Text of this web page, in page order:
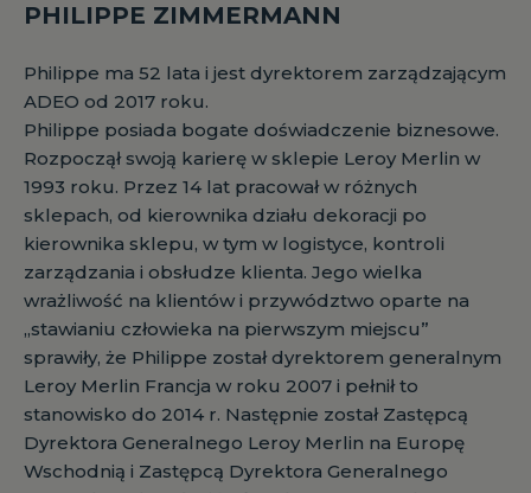
PHILIPPE ZIMMERMANN
Philippe ma 52 lata i jest dyrektorem zarządzającym
ADEO od 2017 roku.
Philippe posiada bogate doświadczenie biznesowe.
Rozpoczął swoją karierę w sklepie Leroy Merlin w
1993 roku. Przez 14 lat pracował w różnych
sklepach, od kierownika działu dekoracji po
kierownika sklepu, w tym w logistyce, kontroli
zarządzania i obsłudze klienta. Jego wielka
wrażliwość na klientów i przywództwo oparte na
„stawianiu człowieka na pierwszym miejscu”
sprawiły, że Philippe został dyrektorem generalnym
Leroy Merlin Francja w roku 2007 i pełnił to
stanowisko do 2014 r. Następnie został Zastępcą
Dyrektora Generalnego Leroy Merlin na Europę
Wschodnią i Zastępcą Dyrektora Generalnego